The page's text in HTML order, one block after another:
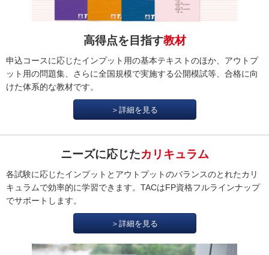
高得点を目指す教材
申込コースに応じたインプット用の基本テキストのほか、アウトプ
ット用の問題集、さらに全国規模で実施する公開模試等、合格に向
けた体系的な教材です。
＞詳細を見る
ニーズに応じたカリキュラム
各試験に応じたインプットとアウトプットのバランスのとれたカリ
キュラムで効率的に学習できます。TACはFP資格フルラインナップ
でサポートします。
＞詳細を見る